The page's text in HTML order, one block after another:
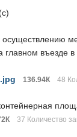
осуществлению
главном въезде
136.94К 48
37 Количество